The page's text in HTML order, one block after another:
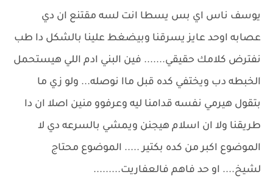
يوسف ناس اي بس يسطا انت لسه مقتنع ان دي
عصابه اوحد عايز يسرقنا وبيضغط علينا بالشكل دا طب
نفترض كلامك حقيقي....... فين البني ادم اللي هيستحمل
الخبطه دب ويختفي كده قبل ماا نوصله... ولو زي ما
بتقول هيرمي نفسه قدامنا ليه وعرفوو منين اصلا ان دا
طريقنا ولا ان اسلام هيجنن ويمشي بالسرعه دي لا
الموضوع اكبر من كده بكتير ..... الموضوع محتاج
لشيخ.... او حد فاهم فالعفاريت.........